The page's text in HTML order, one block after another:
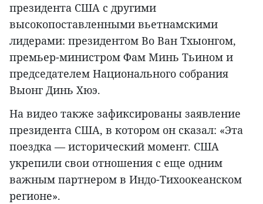
президента США с другими
высокопоставленными вьетнамскими
лидерами: президентом Во Ван Тхыонгом,
премьер-министром Фам Минь Тьином и
председателем Национального собрания
Выонг Динь Хюэ.
На видео также зафиксированы заявление
президента США, в котором он сказал: «Эта
поездка — исторический момент. США
укрепили свои отношения с еще одним
важным партнером в Индо-Тихоокеанском
регионе».